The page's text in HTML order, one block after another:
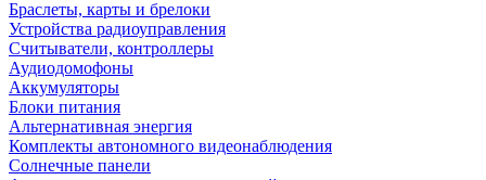
Браслеты, карты и брелоки
Устройства радиоуправления
Считыватели, контроллеры
Аудиодомофоны
Аккумуляторы
Блоки питания
Альтернативная энергия
Комплекты автономного видеонаблюдения
Солнечные панели